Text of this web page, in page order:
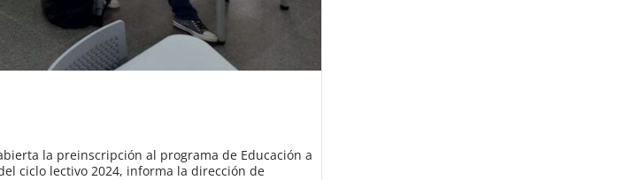
la preinscripción al programa de Educación a
ciclo lectivo 2024, informa la dirección de